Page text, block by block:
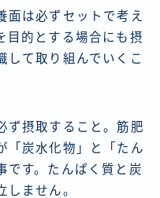
面は必ずセットで考え
目的とする場合にも摂
して取り組んでいくこ
ず摂取すること。筋肥
「炭水化物」と「たん
です。たんぱく質と炭
しません。